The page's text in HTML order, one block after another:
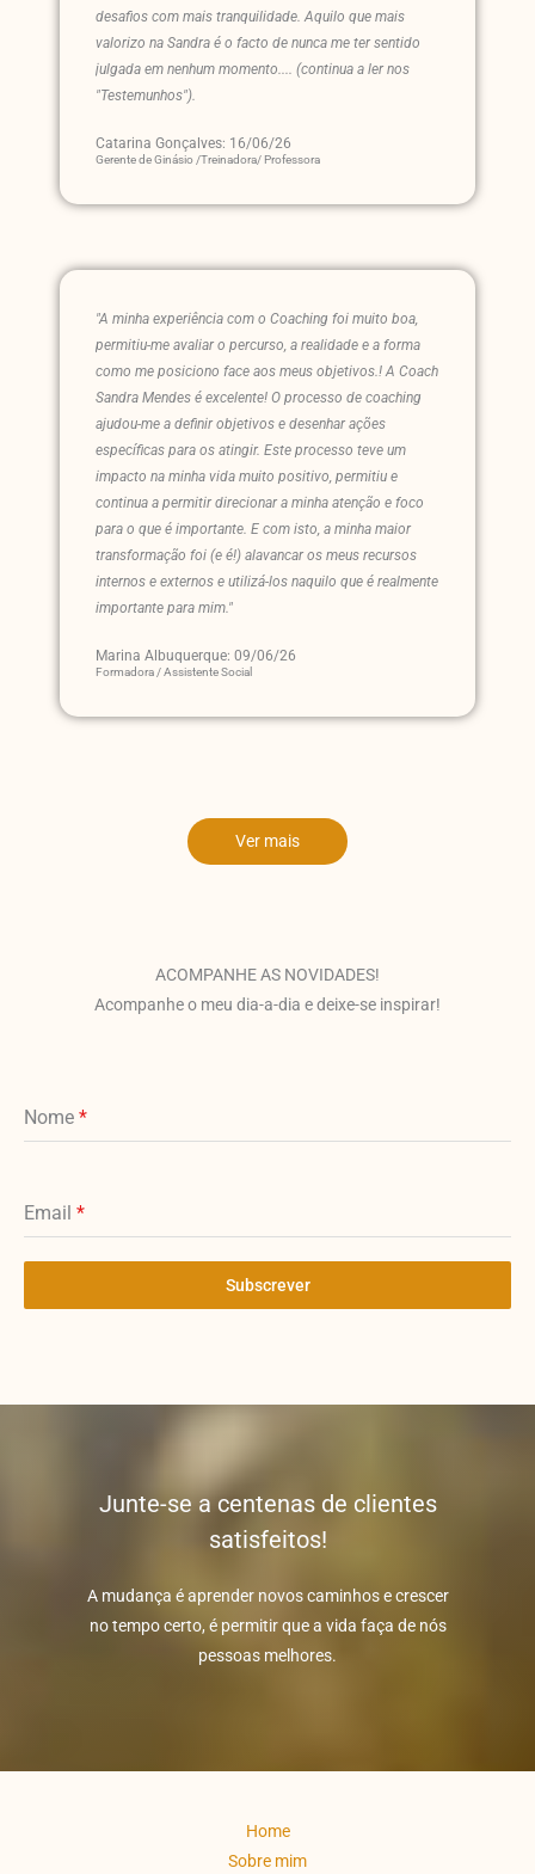
desafios com mais tranquilidade. Aquilo que mais
valorizo na Sandra é o facto de nunca me ter sentido
julgada em nenhum momento.... (continua a ler nos
"Testemunhos").
Catarina Gonçalves: 16/06/26
Gerente de Ginásio /Treinadora/ Professora
"A minha experiência com o Coaching foi muito boa,
permitiu-me avaliar o percurso, a realidade e a forma
como me posiciono face aos meus objetivos.! A Coach
Sandra Mendes é excelente! O processo de coaching
ajudou-me a definir objetivos e desenhar ações
específicas para os atingir. Este processo teve um
impacto na minha vida muito positivo, permitiu e
continua a permitir direcionar a minha atenção e foco
para o que é importante. E com isto, a minha maior
transformação foi (e é!) alavancar os meus recursos
internos e externos e utilizá-los naquilo que é realmente
importante para mim."
Marina Albuquerque: 09/06/26
Formadora / Assistente Social
Ver mais
ACOMPANHE AS NOVIDADES!
Acompanhe o meu dia-a-dia e deixe-se inspirar!
Nome *
Email *
Subscrever
Junte-se a centenas de clientes
satisfeitos!
A mudança é aprender novos caminhos e crescer
no tempo certo, é permitir que a vida faça de nós
pessoas melhores.
Home
Sobre mim